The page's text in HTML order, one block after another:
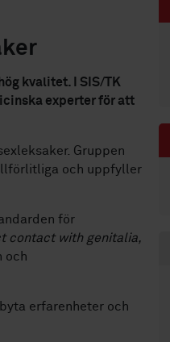
kvalitet. I SIS/TK
experter för att
Gruppen
och uppfyller
för
contact with genitalia,
och
erfarenheter och